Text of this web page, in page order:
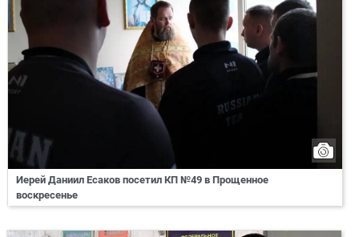
Иерей Даниил Есаков посетил КП №49 в Прощенное
воскресенье